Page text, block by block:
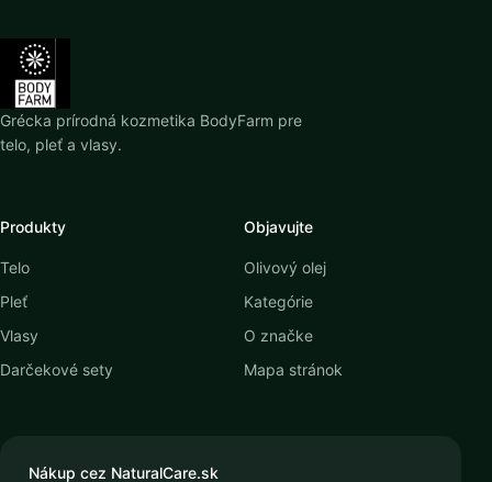
Grécka prírodná kozmetika BodyFarm pre
telo, pleť a vlasy.
Produkty
Telo
Pleť
Vlasy
Darčekové sety
Objavujte
Olivový olej
Kategórie
O značke
Mapa stránok
Nákup cez NaturalCare.sk